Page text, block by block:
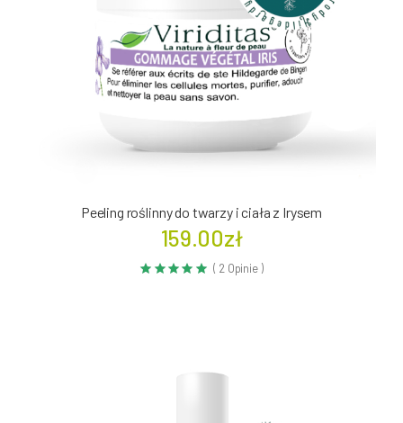
Peeling roślinny do twarzy i ciała z Irysem
159.00zł
( 2 Opinie )